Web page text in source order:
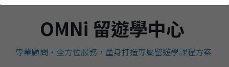
預約諮詢
OMNi 留遊學中心
專業顧問・全方位服務，量身打造專屬留遊學課程方案
BHMS